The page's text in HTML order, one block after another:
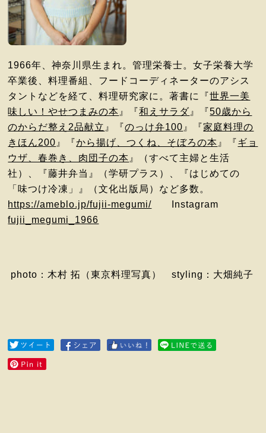
1966年、神奈川県生まれ。管理栄養士。女子栄養大学
卒業後、料理番組、フードコーディネーターのアシス
タントなどを経て、料理研究家に。著書に『世界一美
味しい！やせつまみの本 』『和えサラダ 』『50歳から
のからだ整え2品献立 』『のっけ弁100 』『家庭料理の
きほん200 』『から揚げ、つくね、そぼろの本 』『ギョ
ウザ、春巻き、肉団子の本 』（すべて主婦と生活
社）、『藤井弁当』（学研プラス）、『はじめての
「味つけ冷凍」』（文化出版局）など多数。
https://ameblo.jp/fujii-megumi/ Instagram
fujii_megumi_1966
photo：木村 拓（東京料理写真） styling：大畑純子